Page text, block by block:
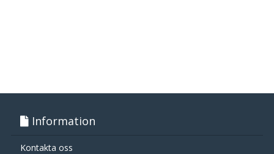
Information
Kontakta oss